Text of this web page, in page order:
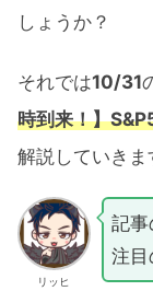
しょうか？
それでは10/31
時到来！】
解説していきま
リッヒ
記事
注目